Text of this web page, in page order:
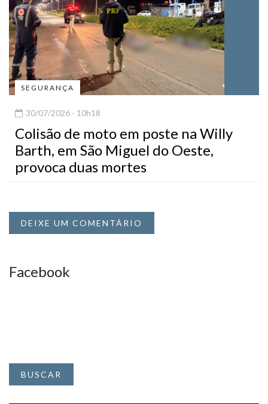
SEGURANÇA
30/07/2026 - 10h18
Colisão de moto em poste na Willy
Barth, em São Miguel do Oeste,
provoca duas mortes
DEIXE UM COMENTÁRIO
Facebook
BUSCAR